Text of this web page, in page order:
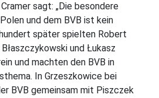
sagt: „Die besondere
und dem BVB ist kein
später spielten Robert
und Łukasz
und machten den BVB in
In Grzeszkowice bei
BVB gemeinsam mit Piszczek